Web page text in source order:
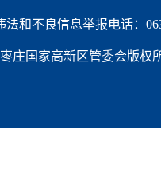
法和不良信息举报电话：
枣庄国家高新区管委会版权